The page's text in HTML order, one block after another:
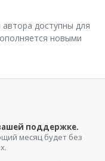
доступны для
новыми
поддержке.
месяц будет без